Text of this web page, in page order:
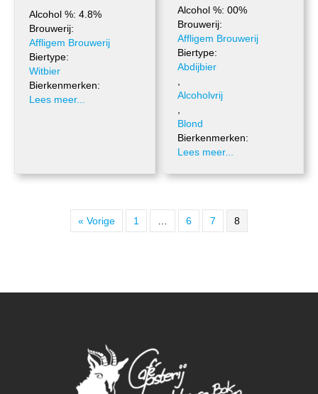
Alcohol %: 4.8%
Brouwerij:
Affligem Brouwerij
Biertype:
Witbier
Bierkenmerken:
Lees meer...
Alcohol %: 00%
Brouwerij:
Affligem Brouwerij
Biertype:
Abdijbier
,
Alcoholvrij
,
Blond
Bierkenmerken:
Lees meer...
« Vorige 1 … 6 7 8